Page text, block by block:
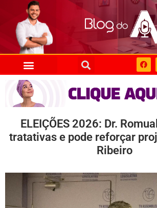
ELEIÇÕES 2026: Dr.
tratativas e pode reforçar
Ribeiro